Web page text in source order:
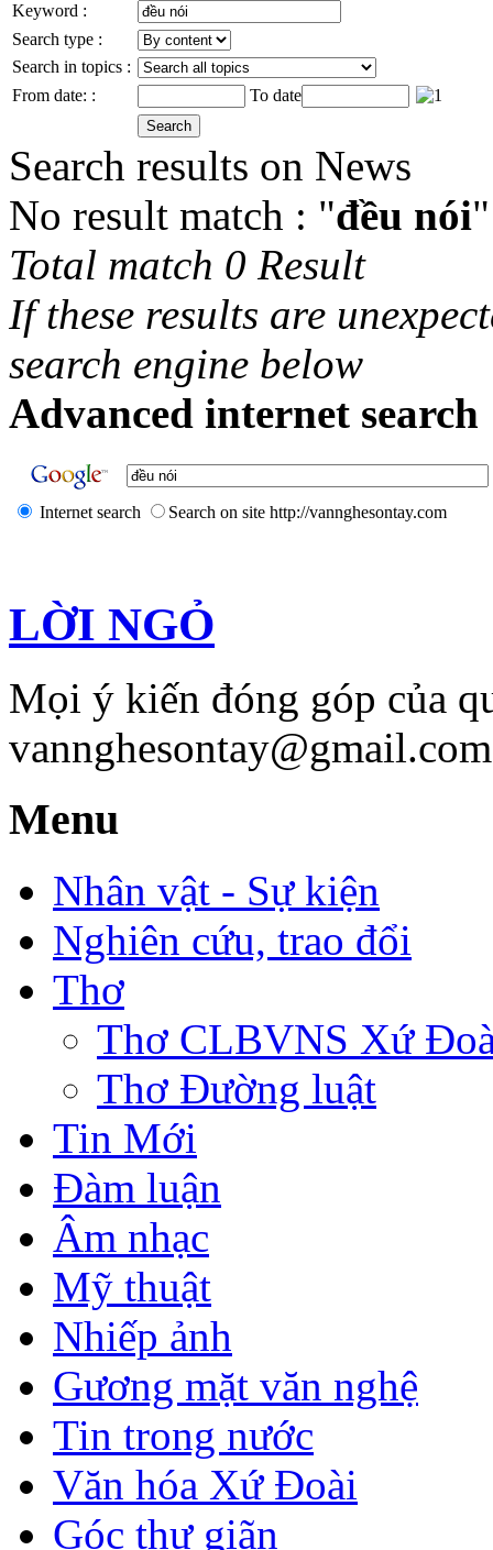
Keyword :
Search type :
Search in topics :
From date: :
To date
Search results on News
No result match : "đều nói
Total match 0 Result
If these results are
search engine below
Advanced internet search
Internet search Search on site http://vannghesontay.com
LỜI NGỎ
Mọi ý kiến đóng góp của
Menu
Nhân vật - Sự kiện
Nghiên cứu, trao đổi
Thơ
Thơ CLBVNS Xứ
Thơ Đường luật
Tin Mới
Đàm luận
Âm nhạc
Mỹ thuật
Nhiếp ảnh
Gương mặt văn nghệ
Tin trong nước
Văn hóa Xứ Đoài
Góc thư giãn